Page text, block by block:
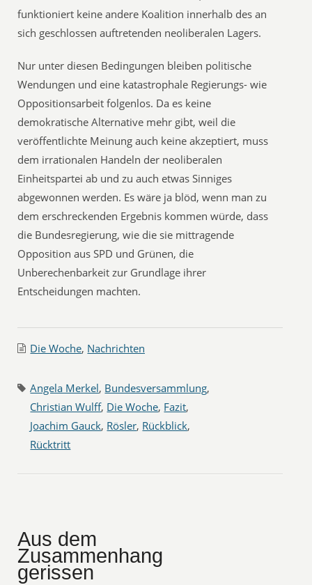
funktioniert keine andere Koalition innerhalb des an
sich geschlossen auftretenden neoliberalen Lagers.
Nur unter diesen Bedingungen bleiben politische
Wendungen und eine katastrophale Regierungs- wie
Oppositionsarbeit folgenlos. Da es keine
demokratische Alternative mehr gibt, weil die
veröffentlichte Meinung auch keine akzeptiert, muss
dem irrationalen Handeln der neoliberalen
Einheitspartei ab und zu auch etwas Sinniges
abgewonnen werden. Es wäre ja blöd, wenn man zu
dem erschreckenden Ergebnis kommen würde, dass
die Bundesregierung, wie die sie mittragende
Opposition aus SPD und Grünen, die
Unberechenbarkeit zur Grundlage ihrer
Entscheidungen machten.
Die Woche, Nachrichten
Angela Merkel, Bundesversammlung,
Christian Wulff, Die Woche, Fazit,
Joachim Gauck, Rösler, Rückblick,
Rücktritt
Aus dem
Zusammenhang
gerissen